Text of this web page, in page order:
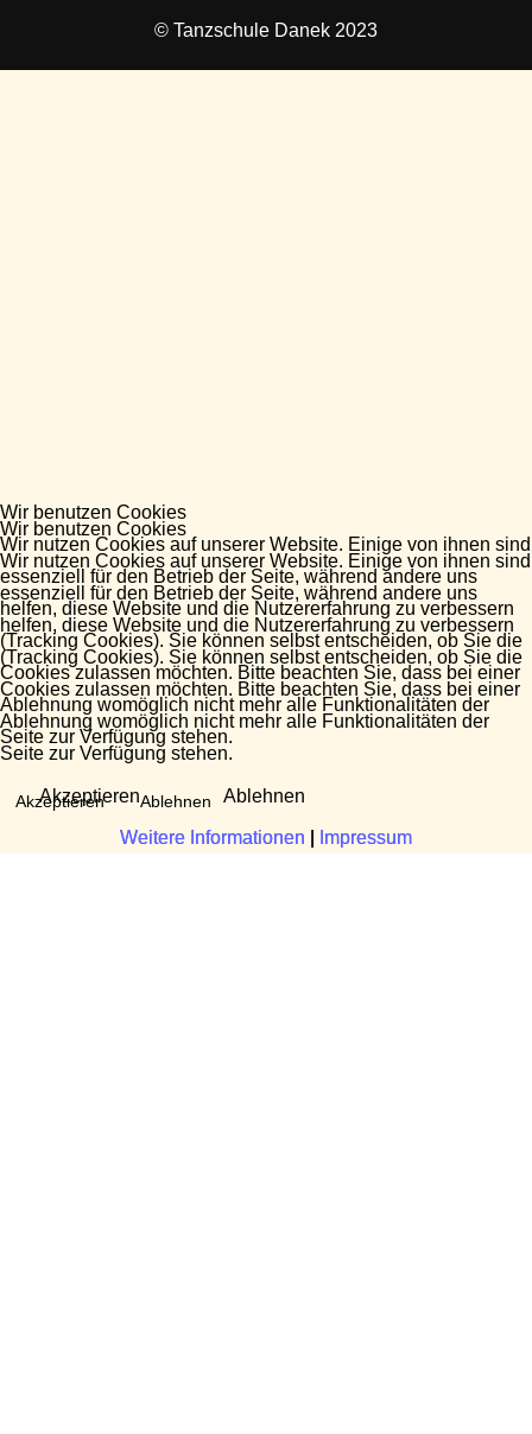
Wir benutzen Cookies
Wir nutzen Cookies auf unserer Website. Einige von ihnen sind
essenziell für den Betrieb der Seite, während andere uns
helfen, diese Website und die Nutzererfahrung zu verbessern
(Tracking Cookies). Sie können selbst entscheiden, ob Sie die
Cookies zulassen möchten. Bitte beachten Sie, dass bei einer
Ablehnung womöglich nicht mehr alle Funktionalitäten der
Seite zur Verfügung stehen.
Akzeptieren Ablehnen
Weitere Informationen Impressum
© Tanzschule Danek 2023
Wir benutzen Cookies
Wir nutzen Cookies auf unserer Website. Einige von ihnen sind
essenziell für den Betrieb der Seite, während andere uns
helfen, diese Website und die Nutzererfahrung zu verbessern
(Tracking Cookies). Sie können selbst entscheiden, ob Sie die
Cookies zulassen möchten. Bitte beachten Sie, dass bei einer
Ablehnung womöglich nicht mehr alle Funktionalitäten der
Seite zur Verfügung stehen.
Akzeptieren Ablehnen
Weitere Informationen Impressum